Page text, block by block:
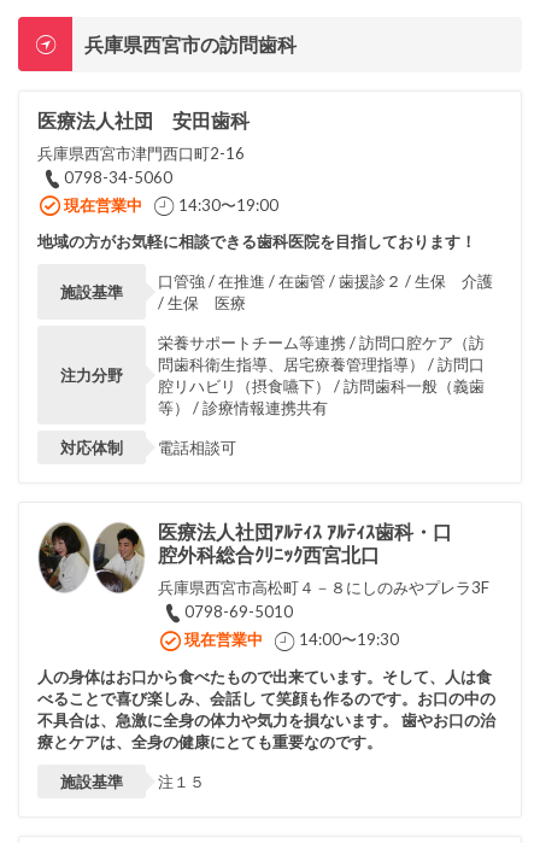
兵庫県西宮市の訪問歯科
医療法人社団 安田歯科
兵庫県西宮市津門西口町2-16
0798-34-5060
現在営業中
14:30〜19:00
地域の方がお気軽に相談できる歯科医院を目指しております！
施設基準
口管強 / 在推進 / 在歯管 / 歯援診２ / 生保 介護
/ 生保 医療
注力分野
栄養サポートチーム等連携 / 訪問口腔ケア（訪
問歯科衛生指導、居宅療養管理指導） / 訪問口
腔リハビリ（摂食嚥下） / 訪問歯科一般（義歯
等） / 診療情報連携共有
対応体制 電話相談可
医療法人社団ｱﾙﾃｨｽ ｱﾙﾃｨｽ歯科・口
腔外科総合ｸﾘﾆｯｸ西宮北口
兵庫県西宮市高松町４－８にしのみやプレラ3F
0798-69-5010
現在営業中
14:00〜19:30
人の身体はお口から食べたもので出来ています。そして、人は食
べることで喜び楽しみ、会話し て笑顔も作るのです。お口の中の
不具合は、急激に全身の体力や気力を損ないます。 歯やお口の治
療とケアは、全身の健康にとても重要なのです。
施設基準 注１５